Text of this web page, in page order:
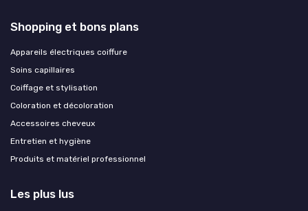
Shopping et bons plans
Appareils électriques coiffure
Soins capillaires
Coiffage et stylisation
Coloration et décoloration
Accessoires cheveux
Entretien et hygiène
Produits et matériel professionnel
Les plus lus